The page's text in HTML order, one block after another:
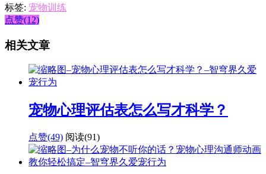
标签: 宠物训练
点赞(12)
相关文章
宠物心理评估表怎么写才科学？
点赞(49) 阅读(91)